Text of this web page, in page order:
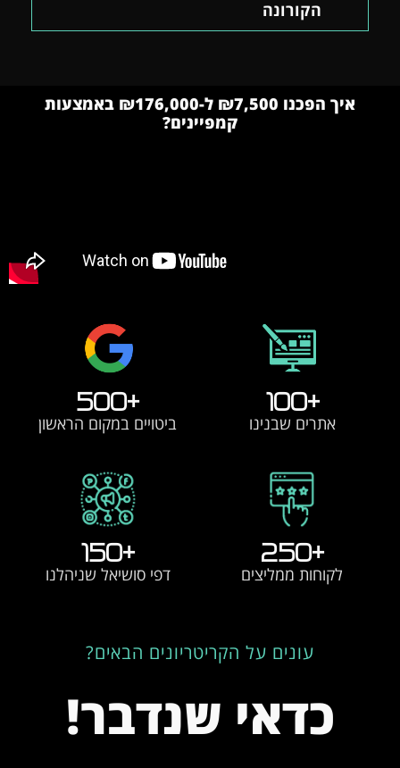
הקורונה
איך הפכנו ₪7,500 ל-₪176,000 באמצעות
קמפיינים?
אתרים שבנינו
+
100
ביטויים במקום הראשון
+
500
לקוחות ממליצים
+
250
דפי סושיאל שניהלנו
+
150
עונים על הקריטריונים הבאים?
כדאי שנדבר!